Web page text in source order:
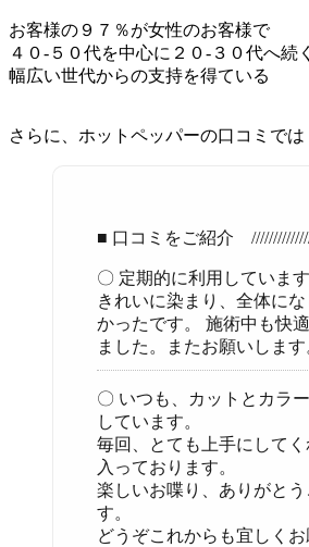
お客様の９７％が女性のお客様で
４０-５０代を中心に２０-３０代へ続く
幅広い世代からの支持を得ている
さらに、ホットペッパーの口コミでは
■ 口コミをご紹介
〇 定期的に利用していま
きれいに染まり、全体にな
かったです。 施術中も快
ました。またお願いします
〇 いつも、カットとカラ
しています。
毎回、とても上手にしてく
入っております。
楽しいお喋り、ありがとう
す。
どうぞこれからも宜しくお